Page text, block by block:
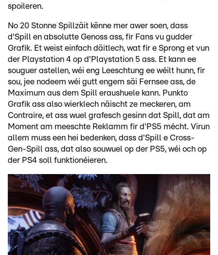
spoileren.
No 20 Stonne Spillzäit kënne mer awer soen, dass
d'Spill en absolutte Genoss ass, fir Fans vu gudder
Grafik. Et weist einfach däitlech, wat fir e Sprong et vun
der Playstation 4 op d'Playstation 5 ass. Et kann ee
souguer astellen, wéi eng Leeschtung ee wéilt hunn, fir
sou, jee nodeem wéi gutt engem säi Fernsee ass, de
Maximum aus dem Spill eraushuele kann. Punkto
Grafik ass also wierklech näischt ze meckeren, am
Contraire, et ass wuel grafesch gesinn dat Spill, dat am
Moment am meeschte Reklamm fir d'PS5 mécht. Virun
allem muss een hei bedenken, dass d'Spill e Cross-
Gen-Spill ass, dat also souwuel op der PS5, wéi och op
der PS4 soll funktionéieren.